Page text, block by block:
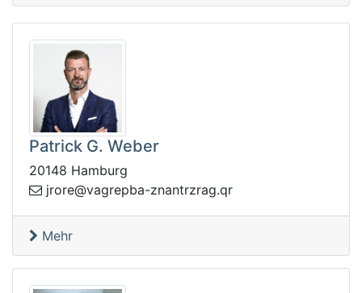
Patrick G. Weber
20148 Hamburg
rq
.garzrtnanz-abpergav@erorj
Mehr